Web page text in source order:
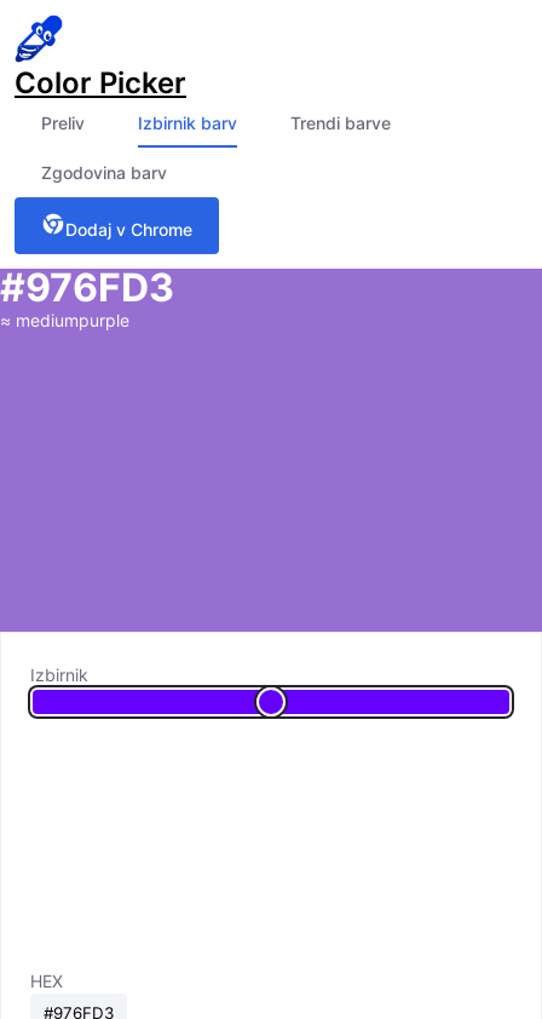
Color Picker
Preliv Izbirnik barv Trendi barve
Zgodovina barv
Dodaj v Chrome
#976FD3
≈ mediumpurple
Izbirnik
HEX